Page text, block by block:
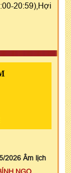
20:59),Hợi
2026 Âm lịch